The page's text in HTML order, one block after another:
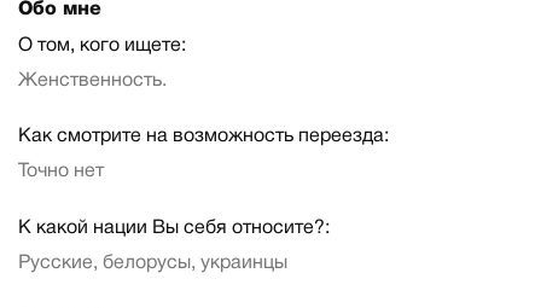
Обо мне
О том, кого ищете:
Женственность.
Как смотрите на возможность переезда:
Точно нет
К какой нации Вы себя относите?:
Русские, белорусы, украинцы